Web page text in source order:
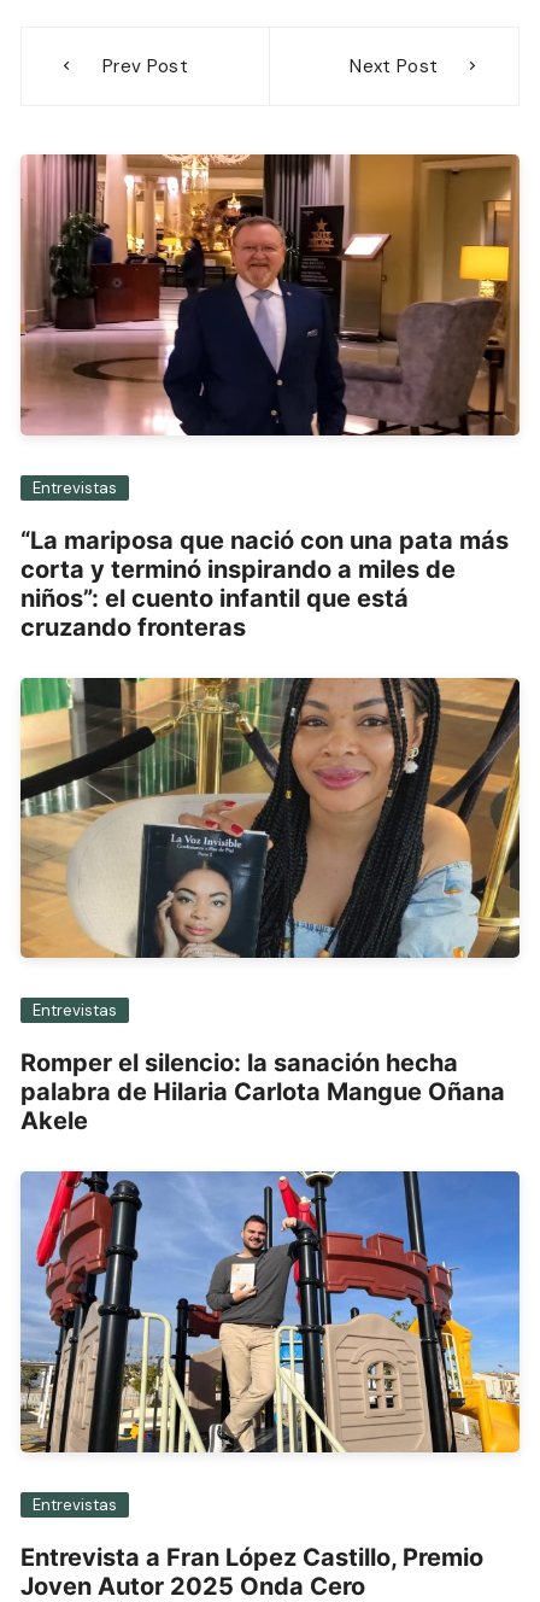
Prev Post Next Post
Entrevistas
“La mariposa que nació con una pata más
corta y terminó inspirando a miles de
niños”: el cuento infantil que está
cruzando fronteras
Entrevistas
Romper el silencio: la sanación hecha
palabra de Hilaria Carlota Mangue Oñana
Akele
Entrevistas
Entrevista a Fran López Castillo, Premio
Joven Autor 2025 Onda Cero